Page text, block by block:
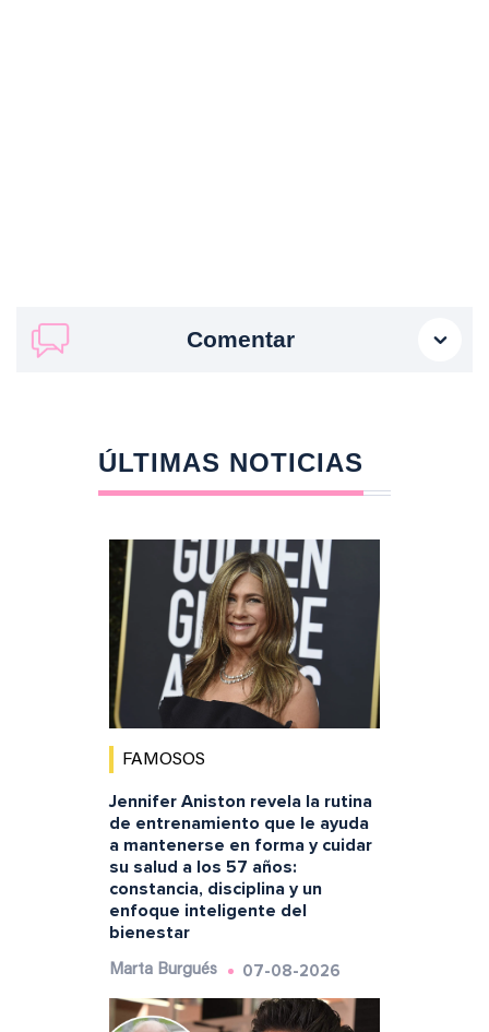
Comentar
ÚLTIMAS NOTICIAS
FAMOSOS
Jennifer Aniston revela la rutina
de entrenamiento que le ayuda
a mantenerse en forma y cuidar
su salud a los 57 años:
constancia, disciplina y un
enfoque inteligente del
bienestar
Marta Burgués 07-08-2026